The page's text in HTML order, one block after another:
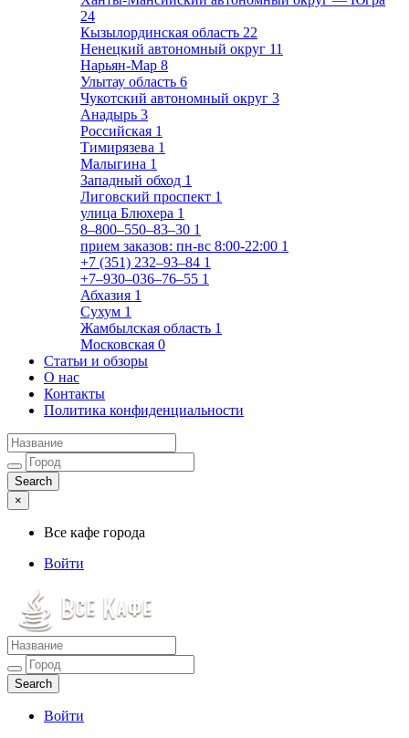
24
Кызылординская область 22
Ненецкий автономный округ 11
Нарьян-Мар 8
Улытау область 6
Чукотский автономный округ 3
Анадырь 3
Российская 1
Тимирязева 1
Малыгина 1
Западный обход 1
Лиговский проспект 1
улица Блюхера 1
8‒800‒550‒83‒30 1
прием заказов: пн-вс 8:00-22:00 1
+7 (351) 232‒93‒84 1
+7‒930‒036‒76‒55 1
Абхазия 1
Сухум 1
Жамбылская область 1
Московская 0
Статьи и обзоры
О нас
Контакты
Политика конфиденциальности
×
Все кафе города
Войти
Все кафе города
Каталог хороших кафе
Войти